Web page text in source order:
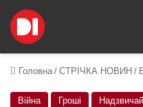
Головна / СТРІЧКА НОВИН /
Війна Гроші